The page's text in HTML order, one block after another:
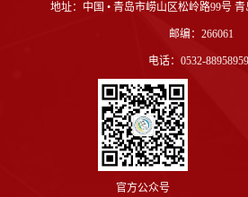
地址：中国 • 青岛市崂山区松岭路99号
邮编：266061
电话：0532-88958959
官方公众号